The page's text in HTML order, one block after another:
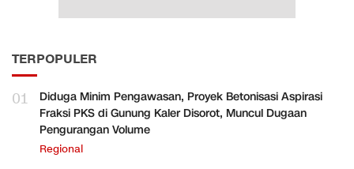
TERPOPULER
01
Diduga Minim Pengawasan, Proyek Betonisasi Aspirasi
Fraksi PKS di Gunung Kaler Disorot, Muncul Dugaan
Pengurangan Volume
Regional